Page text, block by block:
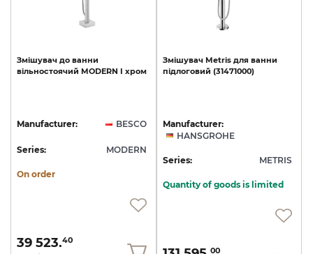
Змішувач до ванни
вільностоячий MODERN I хром
Manufacturer: BESCO
Series: MODERN
On order
39 523.40
Змішувач Metris для ванни
підлоговий (31471000)
Manufacturer:
HANSGROHE
Series: METRIS
Quantity of goods is limited
00